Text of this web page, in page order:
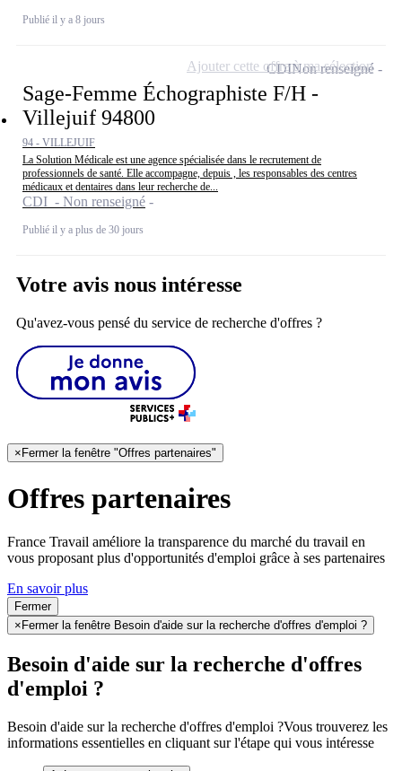
Publié il y a 8 jours
Sage-Femme Échographiste F/H -
Villejuif 94800
94 - VILLEJUIF
La Solution Médicale est une agence spécialisée dans le recrutement de
professionnels de santé. Elle accompagne, depuis , les responsables des centres
médicaux et dentaires dans leur recherche de...
CDI - Non renseigné
Publié il y a plus de 30 jours
CDINon renseigné
Ajouter cette offre à ma sélection
Votre avis nous intéresse
Qu'avez-vous pensé du service de recherche d'offres ?
× Fermer la fenêtre "Offres partenaires"
Offres partenaires
France Travail améliore la transparence du marché du travail en
vous proposant plus d'opportunités d'emploi grâce à ses partenaires
En savoir plus
Fermer
× Fermer la fenêtre Besoin d'aide sur la recherche d'offres d'emploi ?
Besoin d'aide sur la recherche d'offres
d'emploi ?
Besoin d'aide sur la recherche d'offres d'emploi ?Vous trouverez les
informations essentielles en cliquant sur l'étape qui vous intéresse